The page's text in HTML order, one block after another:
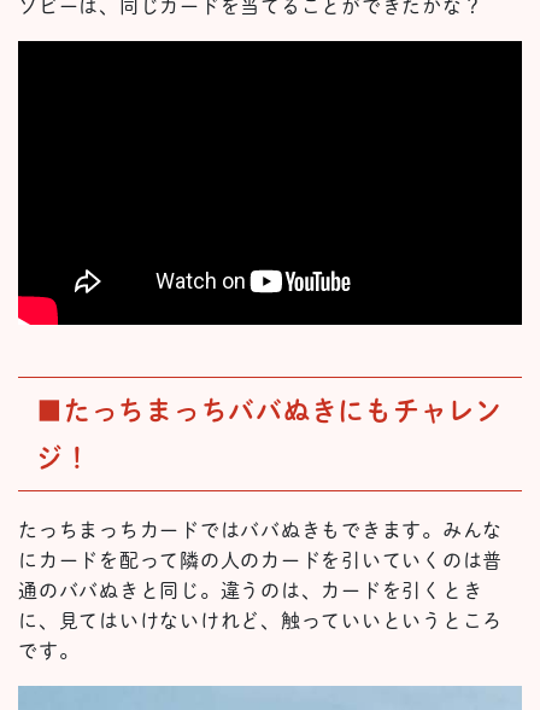
ソビーは、同じカードを当てることができたかな？
■たっちまっちババぬきにもチャレン
ジ！
たっちまっちカードではババぬきもできます。みんな
にカードを配って隣の人のカードを引いていくのは普
通のババぬきと同じ。違うのは、カードを引くとき
に、見てはいけないけれど、触っていいというところ
です。